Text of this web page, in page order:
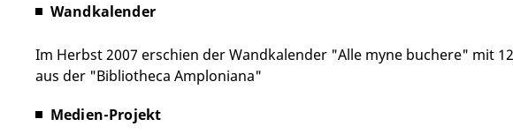
Wandkalender
Im Herbst 2007 erschien der Wandkalender "Alle myne buchere"
aus der "Bibliotheca Amploniana"
Medien-Projekt